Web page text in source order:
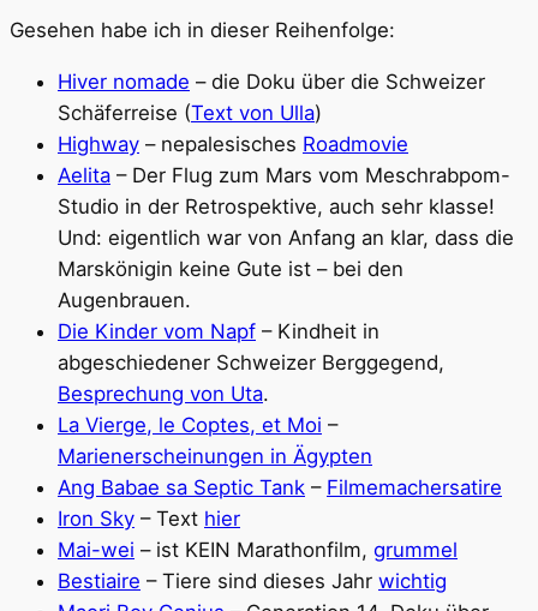
Gesehen habe ich in dieser Reihenfolge:
Hiver nomade – die Doku über die Schweizer
Schäferreise (Text von Ulla)
Highway – nepalesisches Roadmovie
Aelita – Der Flug zum Mars vom Meschrabpom-
Studio in der Retrospektive, auch sehr klasse!
Und: eigentlich war von Anfang an klar, dass die
Marskönigin keine Gute ist – bei den
Augenbrauen.
Die Kinder vom Napf – Kindheit in
abgeschiedener Schweizer Berggegend,
Besprechung von Uta.
La Vierge, le Coptes, et Moi –
Marienerscheinungen in Ägypten
Ang Babae sa Septic Tank – Filmemachersatire
Iron Sky – Text hier
Mai-wei – ist KEIN Marathonfilm, grummel
Bestiaire – Tiere sind dieses Jahr wichtig